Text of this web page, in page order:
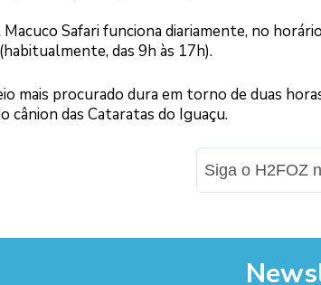
Safari funciona diariamente, no
das 9h às 17h).
mais procurado dura em torno de duas
cânion das Cataratas do Iguaçu.
Siga o H2FOZ